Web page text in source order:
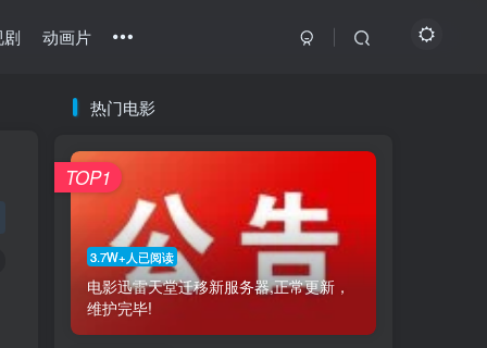
剧 动画片
热门电影
3.7W+人已阅读
电影迅雷天堂迁移新服务器,正常更新，
维护完毕!
TOP1
最近更新
最新绝密任务 1080p/4k高清下载
怒杀电影「1080p-4k高清」下载
坠落也无妨电影夸克下载
4 猛尸一家亲「1080p高清」下载